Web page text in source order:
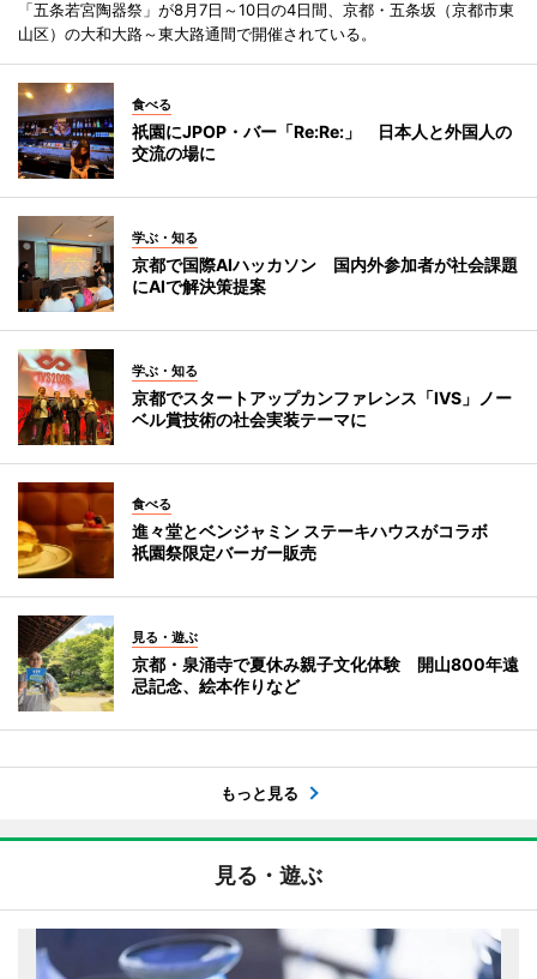
「五条若宮陶器祭」が8月7日～10日の4日間、京都・五条坂（京都市東
山区）の大和大路～東大路通間で開催されている。
食べる
祇園にJPOP・バー「Re:Re:」 日本人と外国人の
交流の場に
学ぶ・知る
京都で国際AIハッカソン 国内外参加者が社会課題
にAIで解決策提案
学ぶ・知る
京都でスタートアップカンファレンス「IVS」ノー
ベル賞技術の社会実装テーマに
食べる
進々堂とベンジャミン ステーキハウスがコラボ
祇園祭限定バーガー販売
見る・遊ぶ
京都・泉涌寺で夏休み親子文化体験 開山800年遠
忌記念、絵本作りなど
もっと見る
見る・遊ぶ